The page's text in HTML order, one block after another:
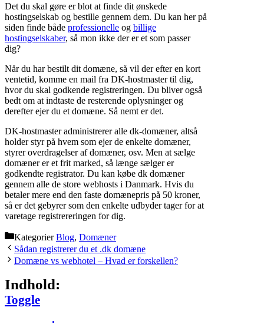
Det du skal gøre er blot at finde dit ønskede
hostingselskab og bestille gennem dem. Du kan her på
siden finde både professionelle og billige
hostingselskaber, så mon ikke der er et som passer
dig?
Når du har bestilt dit domæne, så vil der efter en kort
ventetid, komme en mail fra DK-hostmaster til dig,
hvor du skal godkende registreringen. Du bliver også
bedt om at indtaste de resterende oplysninger og
derefter ejer du et domæne. Så nemt er det.
DK-hostmaster administrerer alle dk-domæner, altså
holder styr på hvem som ejer de enkelte domæner,
styrer overdragelser af domæner, osv. Men at sælge
domæner er et frit marked, så længe sælger er
godkendte registrator. Du kan købe dk domæner
gennem alle de store webhosts i Danmark. Hvis du
betaler mere end den faste domænepris på 50 kroner,
så er det gebyrer som den enkelte udbyder tager for at
varetage registrereringen for dig.
KategorierBlog, Domæner
Sådan registrerer du et .dk domæne
Domæne vs webhotel – Hvad er forskellen?
Indhold:
Toggle Table of Content
Toggle